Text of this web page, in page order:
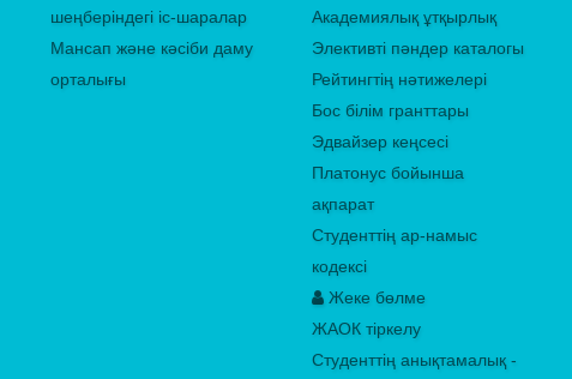
шеңберіндегі іс-шаралар
Мансап және кәсіби даму
орталығы
Академиялық ұтқырлық
Элективті пәндер каталогы
Рейтингтің нәтижелері
Бос білім гранттары
Эдвайзер кеңсесі
Платонус бойынша
ақпарат
Студенттің ар-намыс
кодексі
Жеке бөлме
ЖАОК тіркелу
Студенттің анықтамалық -